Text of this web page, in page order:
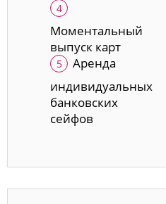
Моментальный
выпуск карт
Аренда
индивидуальных
банковских
сейфов